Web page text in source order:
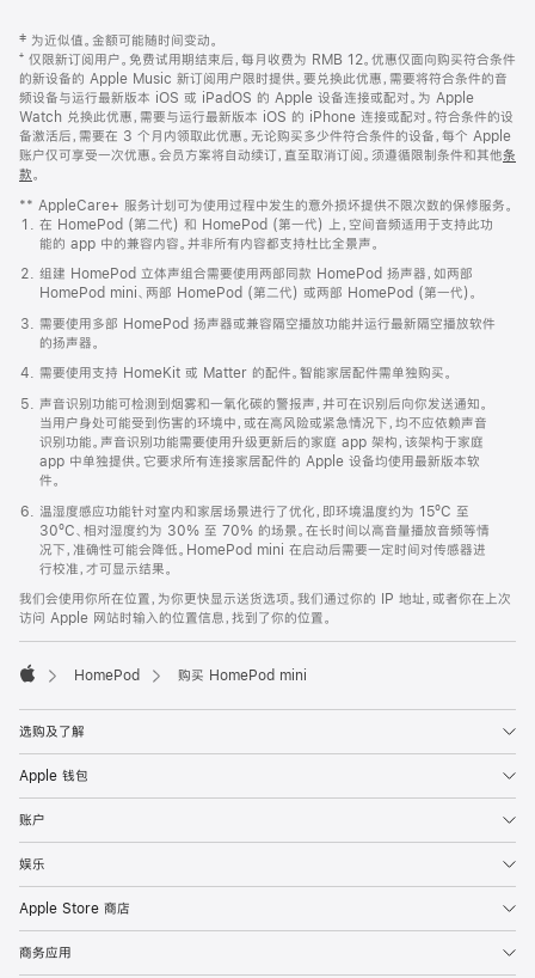
页
页
脚
注
‡ 为近似值。金额可能随时间变动。
⁺ 仅限新订阅用户。免费试用期结束后，每月收费为 RMB 12。优惠仅面向购买符合条件
的新设备的 Apple Music 新订阅用户限时提供。要兑换此优惠，需要将符合条件的音
频设备与运行最新版本 iOS 或 iPadOS 的 Apple 设备连接或配对。为 Apple
Watch 兑换此优惠，需要与运行最新版本 iOS 的 iPhone 连接或配对。符合条件的设
备激活后，需要在 3 个月内领取此优惠。无论购买多少件符合条件的设备，每个 Apple
账户仅可享受一次优惠。会员方案将自动续订，直至取消订阅。须遵循限制条件和其他条
款。
窗
口
中
打
开)
** AppleCare+ 服务计划可为使用过程中发生的意外损坏提供不限次数的保修服务。
在 HomePod (第二代) 和 HomePod (第一代) 上，空间音频适用于支持此功
能的 app 中的兼容内容。并非所有内容都支持杜比全景声。
组建 HomePod 立体声组合需要使用两部同款 HomePod 扬声器，如两部
HomePod mini、两部 HomePod (第二代) 或两部 HomePod (第一代)。
需要使用多部 HomePod 扬声器或兼容隔空播放功能并运行最新隔空播放软件
的扬声器。
需要使用支持 HomeKit 或 Matter 的配件。智能家居配件需单独购买。
声音识别功能可检测到烟雾和一氧化碳的警报声，并可在识别后向你发送通知。
当用户身处可能受到伤害的环境中，或在高风险或紧急情况下，均不应依赖声音
识别功能。声音识别功能需要使用升级更新后的家庭 app 架构，该架构于家庭
app 中单独提供。它要求所有连接家居配件的 Apple 设备均使用最新版本软
件。
温湿度感应功能针对室内和家居场景进行了优化，即环境温度约为 15ºC 至
30ºC、相对湿度约为 30% 至 70% 的场景。在长时间以高音量播放音频等情
况下，准确性可能会降低。HomePod mini 在启动后需要一定时间对传感器进
行校准，才可显示结果。
我们会使用你所在位置，为你更快显示送货选项。我们通过你的 IP 地址，或者你在上次
访问 Apple 网站时输入的位置信息，找到了你的位置。
HomePod 购买 HomePod mini
选购及了解
Apple 钱包
账户
娱乐
Apple Store 商店
商务应用